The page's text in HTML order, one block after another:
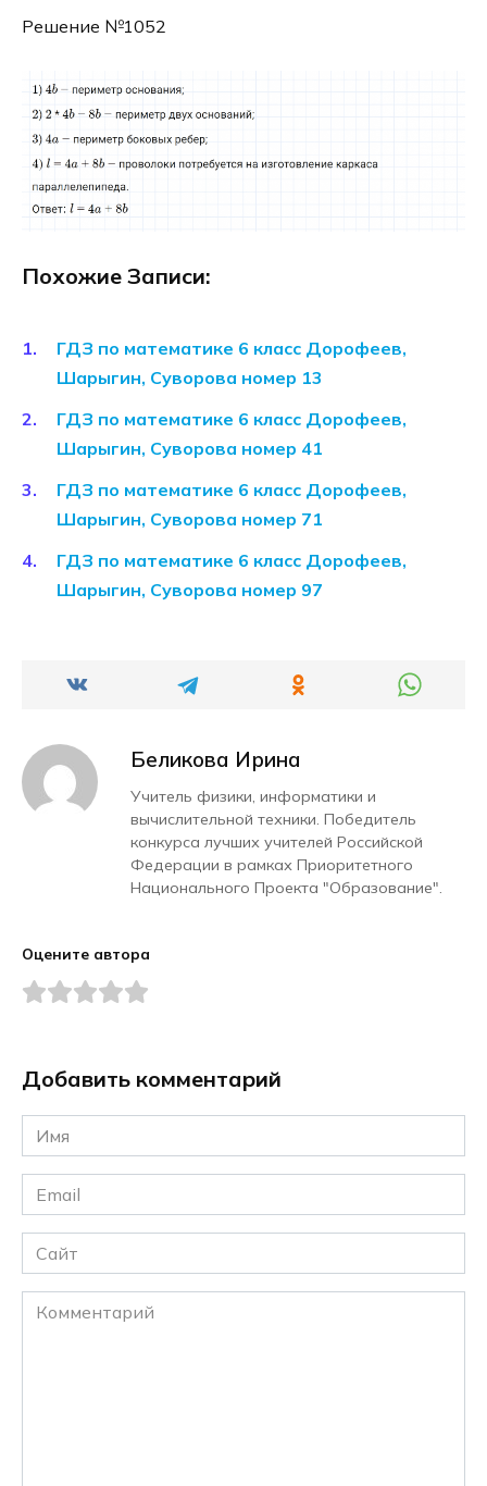
Решение №1052
Похожие Записи:
ГДЗ по математике 6 класс Дорофеев,
Шарыгин, Суворова номер 13
ГДЗ по математике 6 класс Дорофеев,
Шарыгин, Суворова номер 41
ГДЗ по математике 6 класс Дорофеев,
Шарыгин, Суворова номер 71
ГДЗ по математике 6 класс Дорофеев,
Шарыгин, Суворова номер 97
Беликова Ирина
Учитель физики, информатики и
вычислительной техники. Победитель
конкурса лучших учителей Российской
Федерации в рамках Приоритетного
Национального Проекта "Образование".
Оцените автора
Добавить комментарий
Имя
*
Email
*
Сайт
Комментарий